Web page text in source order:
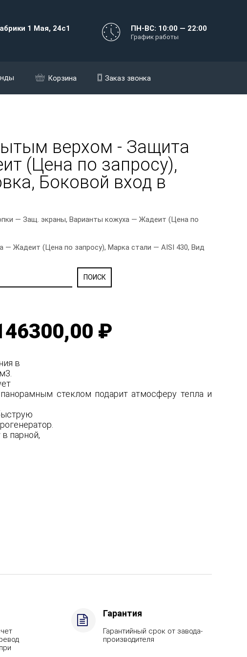
1 Мая, 24с1 ПН-ВС: 10:00 — 22:00
График работы
Корзина Заказ звонка
верхом - Защита
(Цена по запросу),
Боковой вход в
— Защ. экраны, Варианты кожуха — Жадеит (Цена по
Жадеит (Цена по запросу), Марка стали — AISI 430, Вид
₽
в
стеклом подарит атмосферу тепла и
парной,
Гарантия
Гарантийный срок от завода-
производителя